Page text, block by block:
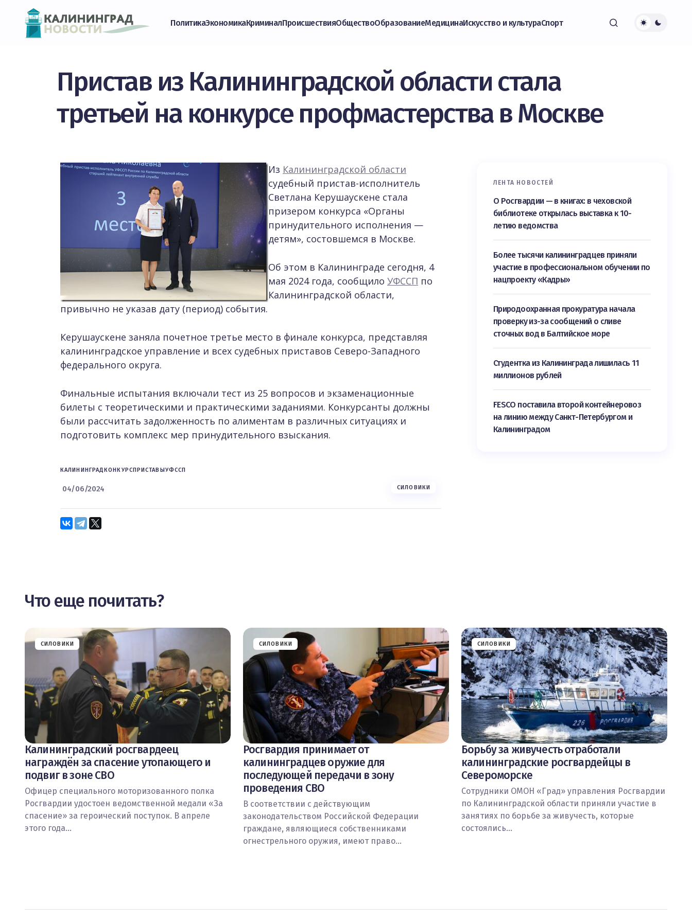
ПолитикаЭкономикаКриминалПроисшествияОбществоОбразованиеМедицинаИскусство и культураСпорт
Пристав из Калининградской области стала
третьей на конкурсе профмастерства в Москве
Из Калининградской области
судебный пристав-исполнитель
Светлана Керушаускене стала
призером конкурса «Органы
принудительного исполнения —
детям», состовшемся в Москве.
Об этом в Калининграде сегодня, 4
мая 2024 года, сообщило УФССП по
Калининградской области,
привычно не указав дату (период) события.
Керушаускене заняла почетное третье место в финале конкурса, представляя
калининградское управление и всех судебных приставов Северо-Западного
федерального округа.
Финальные испытания включали тест из 25 вопросов и экзаменационные
билеты с теоретическими и практическими заданиями. Конкурсанты должны
были рассчитать задолженность по алиментам в различных ситуациях и
подготовить комплекс мер принудительного взыскания.
КАЛИНИНГРАДКОНКУРСПРИСТАВЫУФССП
04/06/2024 СИЛОВИКИ
ЛЕНТА НОВОСТЕЙ
О Росгвардии — в книгах: в чеховской
библиотеке открылась выставка к 10-
летию ведомства
Более тысячи калининградцев приняли
участие в профессиональном обучении по
нацпроекту «Кадры»
Природоохранная прокуратура начала
проверку из-за сообщений о сливе
сточных вод в Балтийское море
Студентка из Калининграда лишилась 11
миллионов рублей
FESCO поставила второй контейнеровоз
на линию между Санкт-Петербургом и
Калининградом
Что еще почитать?
СИЛОВИКИ
Калининградский росгвардеец
награждён за спасение утопающего и
подвиг в зоне СВО
Офицер специального моторизованного полка
Росгвардии удостоен ведомственной медали «За
спасение» за героический поступок. В апреле
этого года…
СИЛОВИКИ
Росгвардия принимает от
калининградцев оружие для
последующей передачи в зону
проведения СВО
В соответствии с действующим
законодательством Российской Федерации
граждане, являющиеся собственниками
огнестрельного оружия, имеют право…
СИЛОВИКИ
Борьбу за живучесть отработали
калининградские росгвардейцы в
Североморске
Сотрудники ОМОН «Град» управления Росгвардии
по Калининградской области приняли участие в
занятиях по борьбе за живучесть, которые
состоялись…